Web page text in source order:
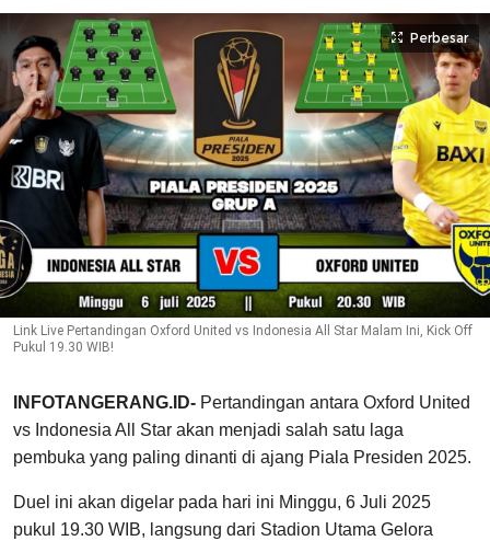
Perbesar
Link Live Pertandingan Oxford United vs Indonesia All Star Malam Ini, Kick Off
Pukul 19.30 WIB!
INFOTANGERANG.ID- Pertandingan antara Oxford United
vs Indonesia All Star akan menjadi salah satu laga
pembuka yang paling dinanti di ajang Piala Presiden 2025.
Duel ini akan digelar pada hari ini Minggu, 6 Juli 2025
pukul 19.30 WIB, langsung dari Stadion Utama Gelora